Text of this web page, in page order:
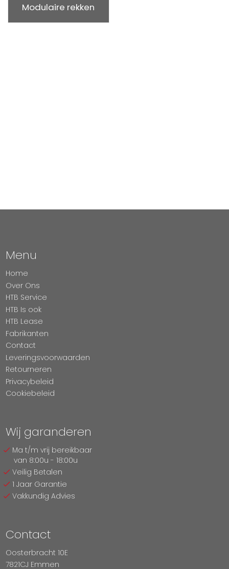
Modulaire rekken
Menu
Home
Over Ons
HTB Service
HTB Is ook
HTB Lease
Fabrikanten
Contact
Leveringsvoorwaarden
Retourneren
Privacybeleid
Cookiebeleid
Wij garanderen
Ma t/m vrij bereikbaar
van 8:00u - 18:00u
Veilig Betalen
1 Jaar Garantie
Vakkundig Advies
Contact
Oosterbracht 10E
7821CJ Emmen